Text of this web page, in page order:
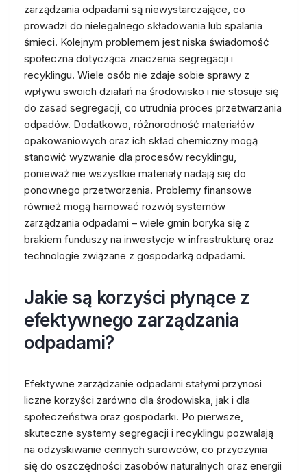
zarządzania odpadami są niewystarczające, co
prowadzi do nielegalnego składowania lub spalania
śmieci. Kolejnym problemem jest niska świadomość
społeczna dotycząca znaczenia segregacji i
recyklingu. Wiele osób nie zdaje sobie sprawy z
wpływu swoich działań na środowisko i nie stosuje się
do zasad segregacji, co utrudnia proces przetwarzania
odpadów. Dodatkowo, różnorodność materiałów
opakowaniowych oraz ich skład chemiczny mogą
stanowić wyzwanie dla procesów recyklingu,
ponieważ nie wszystkie materiały nadają się do
ponownego przetworzenia. Problemy finansowe
również mogą hamować rozwój systemów
zarządzania odpadami – wiele gmin boryka się z
brakiem funduszy na inwestycje w infrastrukturę oraz
technologie związane z gospodarką odpadami.
Jakie są korzyści płynące z
efektywnego zarządzania
odpadami?
Efektywne zarządzanie odpadami stałymi przynosi
liczne korzyści zarówno dla środowiska, jak i dla
społeczeństwa oraz gospodarki. Po pierwsze,
skuteczne systemy segregacji i recyklingu pozwalają
na odzyskiwanie cennych surowców, co przyczynia
się do oszczędności zasobów naturalnych oraz energii